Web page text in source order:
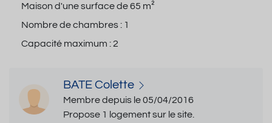
Maison d'une surface de65 m²
Nombre de chambres : 1
Capacité maximum :2
BATE Colette
Membre depuis le 05/04/2016
Propose 1 logement sur le site.